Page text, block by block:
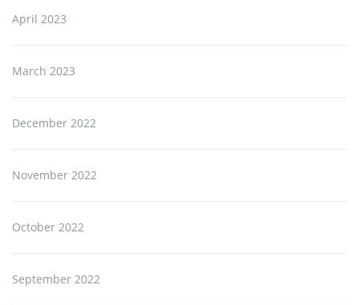
April 2023
March 2023
December 2022
November 2022
October 2022
September 2022